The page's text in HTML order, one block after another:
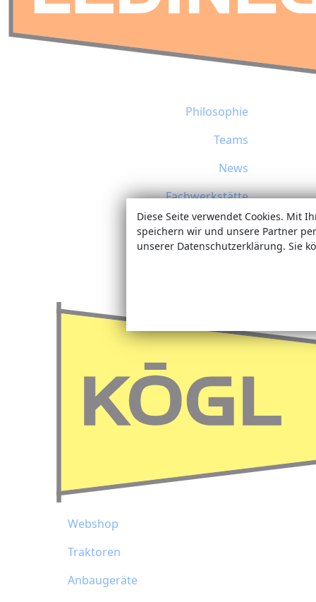
Philosophie
Teams
News
Fachwerkstätte
Termine
Sonderanfertigungen
Webshop
Traktoren
Anbaugeräte
Diese Seite verwendet Cookies. Mit
speichern wir und unsere Partner
unserer Datenschutzerklärung. Sie